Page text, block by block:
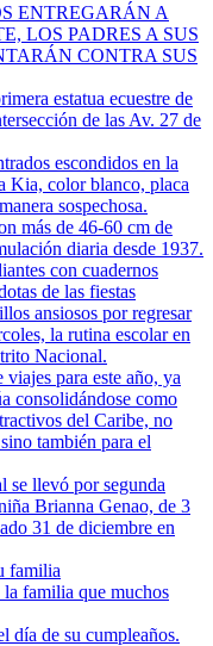
ENTREGARÁN A
LOS PADRES A SUS
CONTRA SUS
estatua ecuestre de
de las Av. 27 de
escondidos en la
Kia, color blanco, placa
sospechosa.
más de 46-60 cm de
diaria desde 1937.
con cuadernos
de las fiestas
ansiosos por regresar
la rutina escolar en
Nacional.
para este año, ya
consolidándose como
del Caribe, no
también para el
se llevó por segunda
Brianna Genao, de 3
31 de diciembre en
familia
la familia que muchos
día de su cumpleaños.